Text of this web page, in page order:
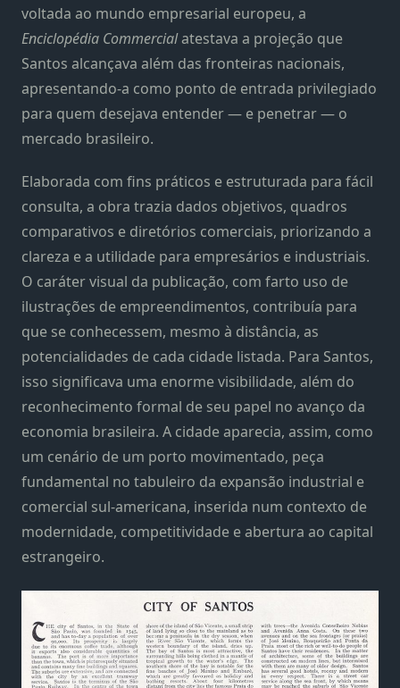
voltada ao mundo empresarial europeu, a
Enciclopédia Commercialatestava a projeção que
Santos alcançava além das fronteiras nacionais,
apresentando-a como ponto de entrada privilegiado
para quem desejava entender — e penetrar — o
mercado brasileiro.
Elaborada com fins práticos e estruturada para fácil
consulta, a obra trazia dados objetivos, quadros
comparativos e diretórios comerciais, priorizando a
clareza e a utilidade para empresários e industriais.
O caráter visual da publicação, com farto uso de
ilustrações de empreendimentos, contribuía para
que se conhecessem, mesmo à distância, as
potencialidades de cada cidade listada. Para Santos,
isso significava uma enorme visibilidade, além do
reconhecimento formal de seu papel no avanço da
economia brasileira. A cidade aparecia, assim, como
um cenário de um porto movimentado, peça
fundamental no tabuleiro da expansão industrial e
comercial sul-americana, inserida num contexto de
modernidade, competitividade e abertura ao capital
estrangeiro.